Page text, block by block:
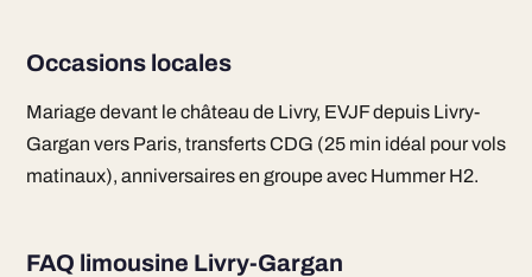
Occasions locales
Mariage devant le château de Livry, EVJF depuis Livry-
Gargan vers Paris, transferts CDG (25 min idéal pour vols
matinaux), anniversaires en groupe avec Hummer H2.
FAQ limousine Livry-Gargan